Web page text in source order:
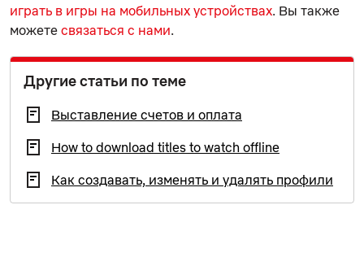
играть в игры на мобильных устройствах. Вы также
можете связаться с нами.
Другие статьи по теме
Выставление счетов и оплата
How to download titles to watch offline
Как создавать, изменять и удалять профили